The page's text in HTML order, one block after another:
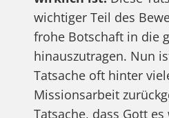
wichtiger Teil des
frohe Botschaft in die
hinauszutragen. Nun
Tatsache oft hinter
Missionsarbeit
Tatsache, dass Gott